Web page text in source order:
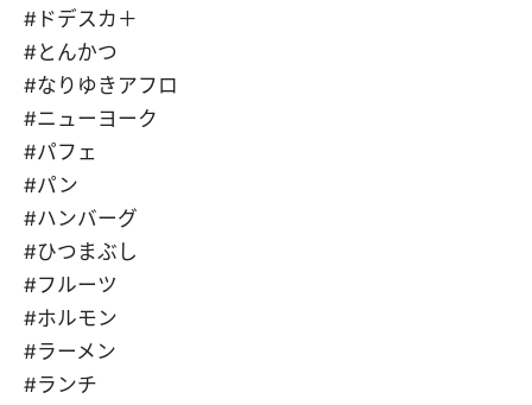
#ドデスカ＋
#とんかつ
#なりゆきアフロ
#ニューヨーク
#パフェ
#パン
#ハンバーグ
#ひつまぶし
#フルーツ
#ホルモン
#ラーメン
#ランチ